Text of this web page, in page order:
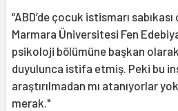
“ABD’de çocuk istismarı
Marmara Üniversitesi Fen
psikoloji bölümüne başkan
duyulunca istifa etmiş. Peki bu
araştırılmadan mı atanıyorlar
merak."